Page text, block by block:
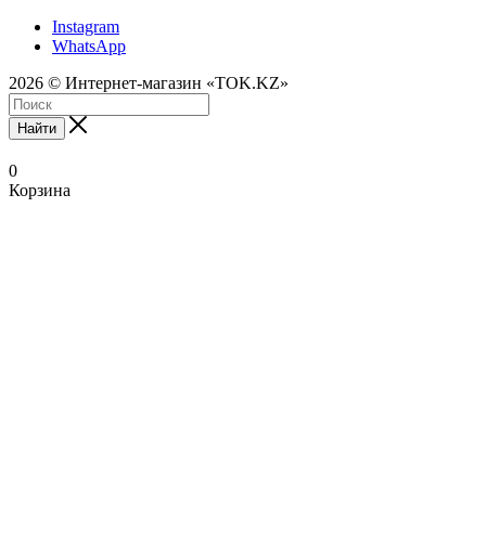
Instagram
WhatsApp
2026 © Интернет-магазин «TOK.KZ»
Найти
0
Корзина